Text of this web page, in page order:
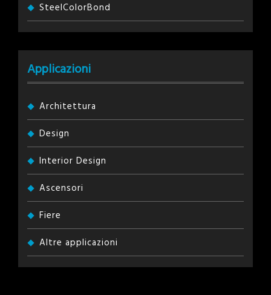
SteelColorBond
Applicazioni
Architettura
Design
Interior Design
Ascensori
Fiere
Altre applicazioni